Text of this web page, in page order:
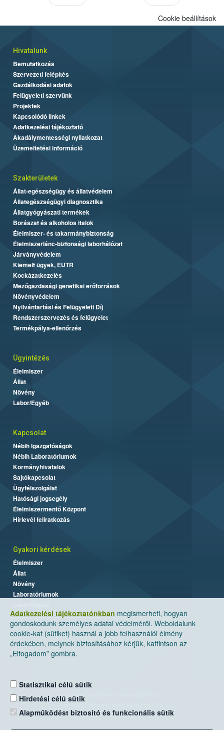
Adatkezelési tájékoztatónkban megismerheti, hogyan
gondoskodunk személyes adatai védelméről. Weboldalunk
cookie-kat (sütiket) használ a jobb felhasználói élmény
érdekében, melynek biztosításához kérjük, kattintson az
„Elfogadom” gombra.
Statisztikai célú sütik
Hirdetési célú sütik
Alapműködést biztosító és funkcionális sütik
Cookie beállítások
Hivatalunk
Bemutatkozás
Szervezeti felépítés
Gazdálkodási adatok
Felügyeleti szervünk
Projektek
Kapcsolódó linkek
Adatkezelési tájékoztató
Akadálymentességi nyilatkozat
Üzemeltetési információ
Szakterületek
Állat-egészségügy és állatvédelem
Állategészségügyi diagnosztika
Állatgyógyászati termékek
Borászat és alkoholos italok
Élelmiszer- és takarmánybiztonság
Élelmiszerlánc-biztonsági laborhálózat
Járványvédelem
Kiemelt ügyek, EUTR
Kockázatkezelés
Mezőgazdasági genetikai erőforrások
Növényvédelem
Nyilvántartási és Felügyeleti Díj
Rendszerszervezés és felügyelet
Termékpálya-ellenőrzés
Ügyintézés
Élelmiszer
Állat
Növény
Labor/Egyéb
Kapcsolat
Nébih Igazgatóságok
Nébih Laboratóriumok
Kormányhivatalok
Sajtókapcsolat
Ügyfélszolgálat
Hatósági jogsegély
Élelmiszermentő Központ
Hírlevél feliratkozás
Gyakori kérdések
Élelmiszer
Állat
Növény
Laboratóriumok
Nemzeti Élelmiszerlánc-biztonsági Hivatal
Levelezési cím: 1525 Budapest. Pf. 30.